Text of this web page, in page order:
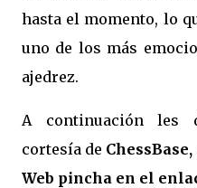
hasta el momento, lo
uno de los más
ajedrez.
A continuación les
cortesía de
Web pincha en el